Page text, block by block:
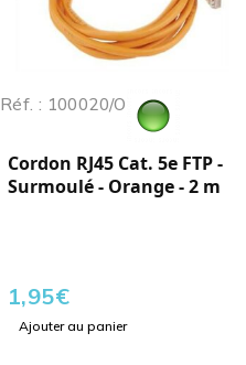
Réf. : 100020/O
Cordon RJ45 Cat. 5e FTP -
Surmoulé - Orange - 2 m
1,95€
Ajouter au panier